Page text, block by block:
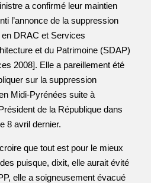
a confirmé leur maintien
l’annonce de la suppression
en DRAC et Services
et du Patrimoine (SDAP)
2008]. Elle a pareillement été
sur la suppression
Midi-Pyrénées suite à
de la République dans
8 avril dernier.
que tout est pour le mieux
puisque, dixit, elle aurait évité
elle a soigneusement évacué